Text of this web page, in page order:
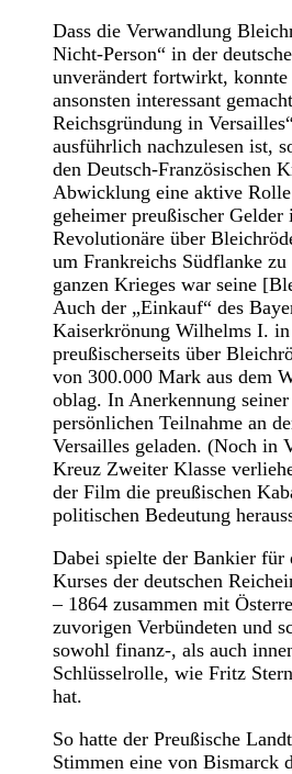
Dass die Verwandlung
Nicht-Person“ in der
unverändert fortwirkt,
ansonsten interessant
Reichsgründung in
ausführlich nachzulesen ist,
den Deutsch-Französischen
Abwicklung eine aktive
geheimer preußischer
Revolutionäre über
um Frankreichs Südflanke
ganzen Krieges war seine
Auch der „Einkauf“ des
Kaiserkrönung Wilhelms I.
preußischerseits über
von 300.000 Mark aus dem
oblag. In Anerkennung
persönlichen Teilnahme an
Versailles geladen. (Noch in
Kreuz Zweiter Klasse
der Film die preußischen
politischen Bedeutung
Dabei spielte der Bankier für
Kurses der deutschen
– 1864 zusammen mit
zuvorigen Verbündeten und
sowohl finanz-, als auch
Schlüsselrolle, wie Fritz
hat.
So hatte der Preußische
Stimmen eine von Bismarck